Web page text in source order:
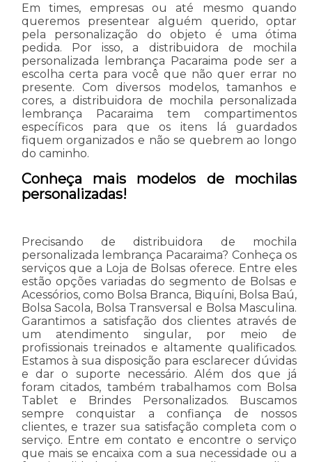
Em times, empresas ou até mesmo quando
queremos presentear alguém querido, optar
pela personalização do objeto é uma ótima
pedida. Por isso, a distribuidora de mochila
personalizada lembrança Pacaraima pode ser a
escolha certa para você que não quer errar no
presente. Com diversos modelos, tamanhos e
cores, a distribuidora de mochila personalizada
lembrança Pacaraima tem compartimentos
específicos para que os itens lá guardados
fiquem organizados e não se quebrem ao longo
do caminho.
Conheça mais modelos de mochilas
personalizadas!
Precisando de distribuidora de mochila
personalizada lembrança Pacaraima? Conheça os
serviços que a Loja de Bolsas oferece. Entre eles
estão opções variadas do segmento de Bolsas e
Acessórios, como Bolsa Branca, Biquíni, Bolsa Baú,
Bolsa Sacola, Bolsa Transversal e Bolsa Masculina.
Garantimos a satisfação dos clientes através de
um atendimento singular, por meio de
profissionais treinados e altamente qualificados.
Estamos à sua disposição para esclarecer dúvidas
e dar o suporte necessário. Além dos que já
foram citados, também trabalhamos com Bolsa
Tablet e Brindes Personalizados. Buscamos
sempre conquistar a confiança de nossos
clientes, e trazer sua satisfação completa com o
serviço. Entre em contato e encontre o serviço
que mais se encaixa com a sua necessidade ou a